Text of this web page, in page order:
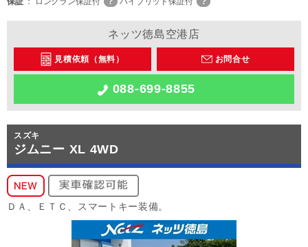
ネッツ徳島空港店
見積依頼（無料） お問合せ
088-699-8855
スズキ
ジムニー XL 4WD
ＤＡ、ＥＴＣ、スマートキー装備。